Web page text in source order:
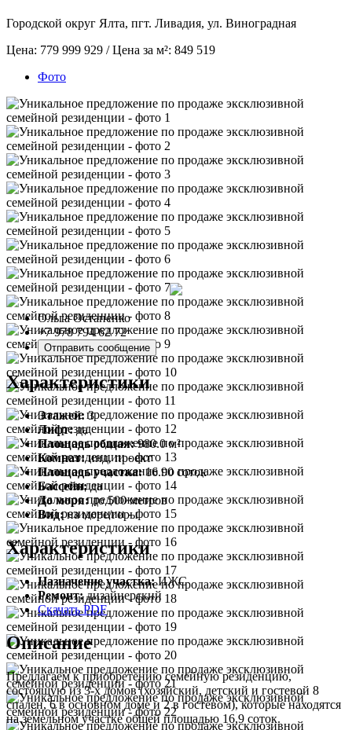
Городской округ Ялта, пгт. Ливадия, ул. Виноградная
Цена: 779 999 929 / Цена за м²: 849 519
Фото
Ольга Остапенко
+7 978 794 62 72
Отправить сообщение
Характеристики
Этажей: 3
Лифт: да
Площадь общая: 980.0 м²
Комнат: инд. проект
Площадь участка: 16.90 соток
Бассейн: да
До моря: до 500 метров
Вид: на море/горы
Характеристики
Назначение участка: ИЖС
Ремонт: дизайнерский
Скачать PDF
Описание
Предлагаем к приобретению семейную резиденцию,
состоящую из 3-х домов (хозяйский, детский и гостевой 8
спален, 6 в основном доме и 2 в гостевом), которые находятся
на земельном участке общей площадью 16,9 соток.